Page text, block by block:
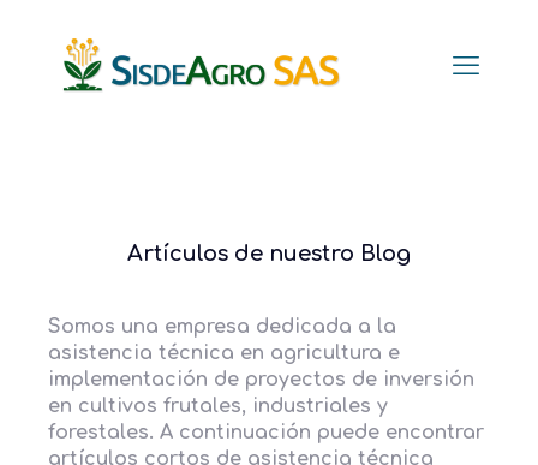
Artículos de nuestro Blog
Somos una empresa dedicada a la
asistencia técnica en agricultura e
implementación de proyectos de inversión
en cultivos frutales, industriales y
forestales. A continuación puede encontrar
artículos cortos de asistencia técnica